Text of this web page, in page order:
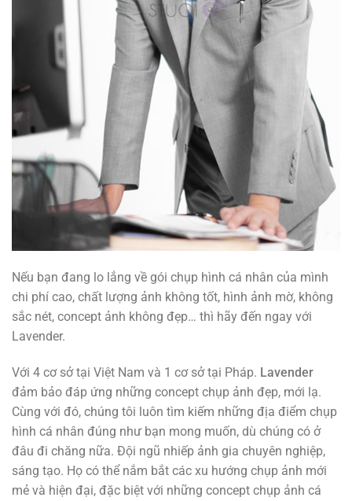
Nếu bạn đang lo lắng về gói chụp hình cá nhân của mình
chi phí cao, chất lượng ảnh không tốt, hình ảnh mờ, không
sắc nét, concept ảnh không đẹp… thì hãy đến ngay với
Lavender.
Với 4 cơ sở tại Việt Nam và 1 cơ sở tại Pháp. Lavender
đảm bảo đáp ứng những concept chụp ảnh đẹp, mới lạ.
Cùng với đó, chúng tôi luôn tìm kiếm những địa điểm chụp
hình cá nhân đúng như bạn mong muốn, dù chúng có ở
đâu đi chăng nữa. Đội ngũ nhiếp ảnh gia chuyên nghiệp,
sáng tạo. Họ có thể nắm bắt các xu hướng chụp ảnh mới
mẻ và hiện đại, đặc biệt với những concept chụp ảnh cá